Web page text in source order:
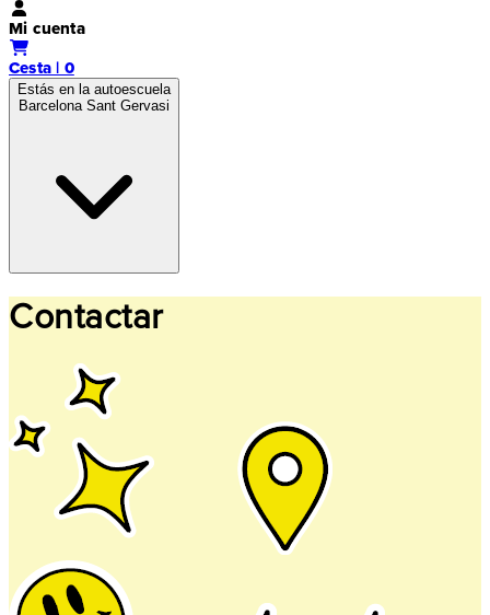
Mi cuenta
Cesta | 0
Estás en la autoescuela
Barcelona Sant Gervasi
Contactar